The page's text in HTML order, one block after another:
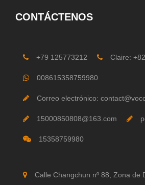
CONTÁCTENOS
+79 125773212 Claire:
008615358759980
Correo electrónico:
15000850808@163.com
15358759980
Calle Changchun nº 88, Zona de